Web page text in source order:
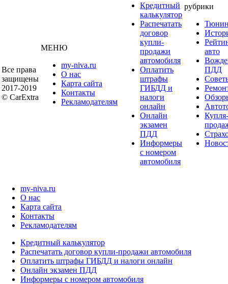
Все права
защищены
2017-2019
© CarExtra
МЕНЮ
my-niva.ru
О нас
Карта сайта
Контакты
Рекламодателям
Кредитный
калькулятор
Распечатать
договор
купли-
продажи
автомобиля
Оплатить
штрафы
ГИБДД и
налоги
онлайн
Онлайн
экзамен
ПДД
Информеры
с номером
автомобиля
рубрики
авто
ПДД
Купля-
my-niva.ru
О нас
Карта сайта
Контакты
Рекламодателям
Кредитный калькулятор
Распечатать договор купли-продажи автомобиля
Оплатить штрафы ГИБДД и налоги онлайн
Онлайн экзамен ПДД
Информеры с номером автомобиля